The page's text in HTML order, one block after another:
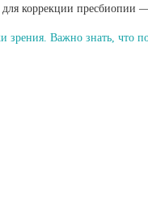
коррекции пресбиопии —
зрения. Важно знать, что